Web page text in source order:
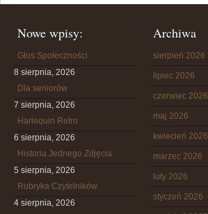
Nowe wpisy:
Głos Społeczności
8 sierpnia, 2026
Dla seniorów
7 sierpnia, 2026
Harlequin Retro
6 sierpnia, 2026
Historia Jednego Zdjęcia
5 sierpnia, 2026
Rubryka Czytelników
4 sierpnia, 2026
Archiwa
sierpień 2026
lipiec 2026
czerwiec 2026
maj 2026
kwiecień 2026
marzec 2026
luty 2026
styczeń 2026